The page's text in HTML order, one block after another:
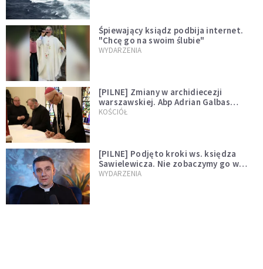
Śpiewający ksiądz podbija internet.
"Chcę go na swoim ślubie"
WYDARZENIA
[PILNE] Zmiany w archidiecezji
warszawskiej. Abp Adrian Galbas
wręczył dekrety nowym proboszczom
KOŚCIÓŁ
[PILNE] Podjęto kroki ws. księdza
Sawielewicza. Nie zobaczymy go w
mediach
WYDARZENIA